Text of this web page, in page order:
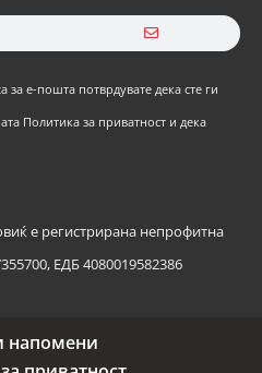
е-пошта потврдувате дека сте ги
Политика за приватност и дека
е регистрирана непрофитна
ЕДБ 4080019582386
напомени